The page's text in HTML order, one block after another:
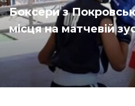
Боксери з
місця на матчевій